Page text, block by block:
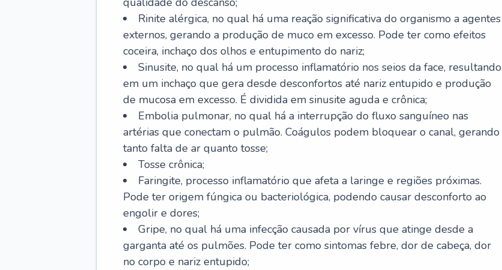
Rinite alérgica, no qual há uma reação significativa do organismo a agentes
externos, gerando a produção de muco em excesso. Pode ter como efeitos
coceira, inchaço dos olhos e entupimento do nariz;
Sinusite, no qual há um processo inflamatório nos seios da face, resultando
em um inchaço que gera desde desconfortos até nariz entupido e produção
de mucosa em excesso. É dividida em sinusite aguda e crônica;
Embolia pulmonar, no qual há a interrupção do fluxo sanguíneo nas
artérias que conectam o pulmão. Coágulos podem bloquear o canal, gerando
tanto falta de ar quanto tosse;
Tosse crônica;
Faringite, processo inflamatório que afeta a laringe e regiões próximas.
Pode ter origem fúngica ou bacteriológica, podendo causar desconforto ao
engolir e dores;
Gripe, no qual há uma infecção causada por vírus que atinge desde a
garganta até os pulmões. Pode ter como sintomas febre, dor de cabeça, dor
no corpo e nariz entupido;